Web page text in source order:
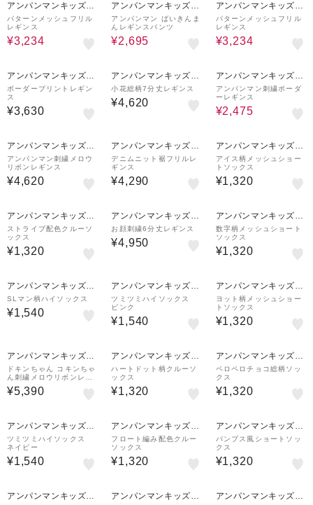
アンパンマンキッズコ
レクション
パターンメッシュフリル
レギンス
¥3,234
アンパンマンキッズコ
レクション
アンパンマン ばいきんま
んレギンスパンツ
¥2,695
アンパンマンキッズコ
レクション
パターンメッシュフリル
レギンス
¥3,234
アンパンマンキッズコ
レクション
ボーダープリントレギン
ス
¥3,630
アンパンマンキッズコ
レクション
小花総柄7分丈レギンス
¥4,620
アンパンマンキッズコ
レクション
アンパンマン刺繍ボーダ
ーレギンス
¥2,475
アンパンマンキッズコ
レクション
アンパンマン刺繍メロウ
リボンレギンス
¥4,620
アンパンマンキッズコ
レクション
デニムニット裾フリルレ
ギンス
¥4,290
アンパンマンキッズコ
レクション
アイス柄メッシュショー
トソックス
¥1,320
アンパンマンキッズコ
レクション
ストライプ配色クルーソ
ックス
¥1,320
アンパンマンキッズコ
レクション
お顔刺繍6分丈レギンス
¥4,950
アンパンマンキッズコ
レクション
数字柄メッシュショート
ソックス
¥1,320
アンパンマンキッズコ
レクション
SLマン柄ハイソックス
¥1,540
アンパンマンキッズコ
レクション
ツミツミハイソックス
ピンク
¥1,540
アンパンマンキッズコ
レクション
ヨット柄メッシュショー
トソックス
¥1,320
アンパンマンキッズコ
レクション
ドキンちゃん コキンちゃ
ん刺繍メロウリボンレギ
ンス
¥5,390
アンパンマンキッズコ
レクション
ハートドット柄クルーソ
ックス
¥1,320
アンパンマンキッズコ
レクション
ペロペロチョコ総柄ソッ
クス
¥1,320
アンパンマンキッズコ
レクション
ツミツミハイソックス
ネイビー
¥1,540
アンパンマンキッズコ
レクション
フロート編み配色クルー
ソックス
¥1,320
アンパンマンキッズコ
レクション
パンプス風ショートソッ
クス
¥1,320
アンパンマンキッズコ
アンパンマンキッズコ
アンパンマンキッズコ